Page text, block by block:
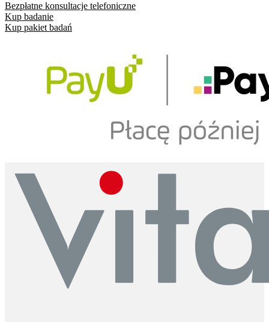
Bezpłatne konsultacje telefoniczne
Kup badanie
Kup pakiet badań